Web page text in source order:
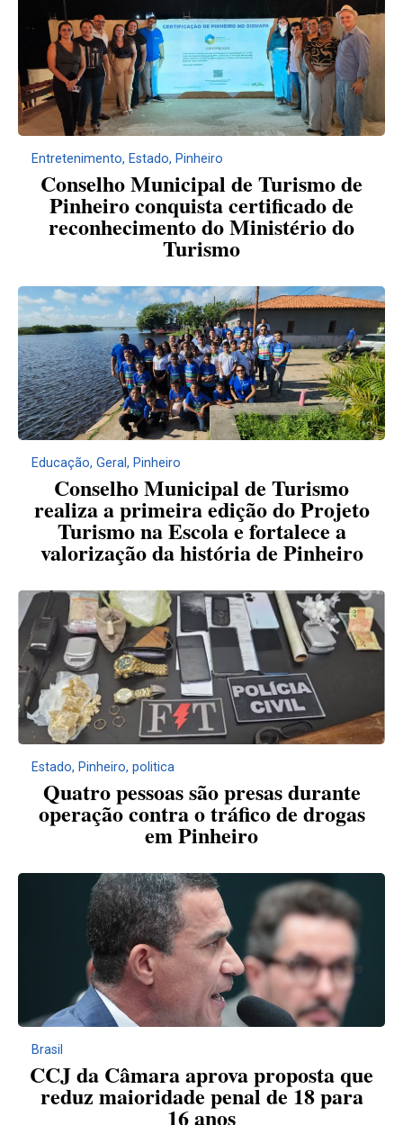
Entretenimento, Estado, Pinheiro
Conselho Municipal de Turismo de
Pinheiro conquista certificado de
reconhecimento do Ministério do
Turismo
Educação, Geral, Pinheiro
Conselho Municipal de Turismo
realiza a primeira edição do Projeto
Turismo na Escola e fortalece a
valorização da história de Pinheiro
Estado, Pinheiro, politica
Quatro pessoas são presas durante
operação contra o tráfico de drogas
em Pinheiro
Brasil
CCJ da Câmara aprova proposta que
reduz maioridade penal de 18 para
16 anos